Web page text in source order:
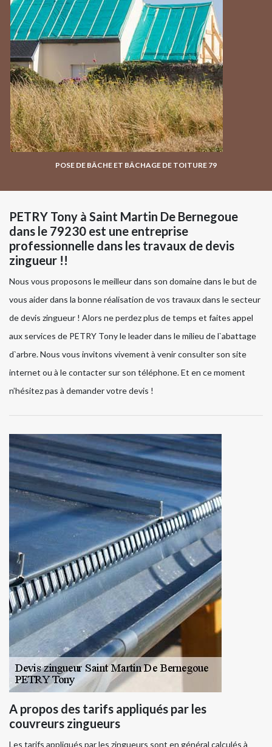
POSE DE BÂCHE ET BÂCHAGE DE TOITURE 79
PETRY Tony à Saint Martin De Bernegoue
dans le 79230 est une entreprise
professionnelle dans les travaux de devis
zingueur !!
Nous vous proposons le meilleur dans son domaine dans le but de
vous aider dans la bonne réalisation de vos travaux dans le secteur
de devis zingueur ! Alors ne perdez plus de temps et faites appel
aux services de PETRY Tony le leader dans le milieu de l`abattage
d`arbre. Nous vous invitons vivement à venir consulter son site
internet ou à le contacter sur son téléphone. Et en ce moment
n’hésitez pas à demander votre devis !
A propos des tarifs appliqués par les
couvreurs zingueurs
Les tarifs appliqués par les zingueurs sont en général calculés à